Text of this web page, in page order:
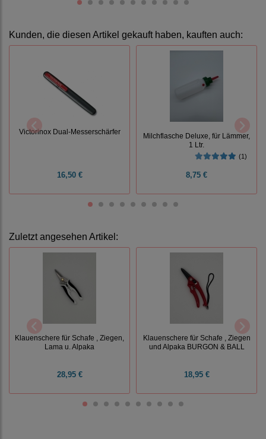
Kunden, die diesen Artikel gekauft haben, kauften auch:
Victorinox Dual-Messerschärfer
16,50 €
Milchflasche Deluxe, für Lämmer,
1 Ltr.
(1)
8,75 €
Zuletzt angesehen Artikel:
Klauenschere für Schafe , Ziegen,
Lama u. Alpaka
28,95 €
Klauenschere für Schafe , Ziegen
und Alpaka BURGON & BALL
18,95 €